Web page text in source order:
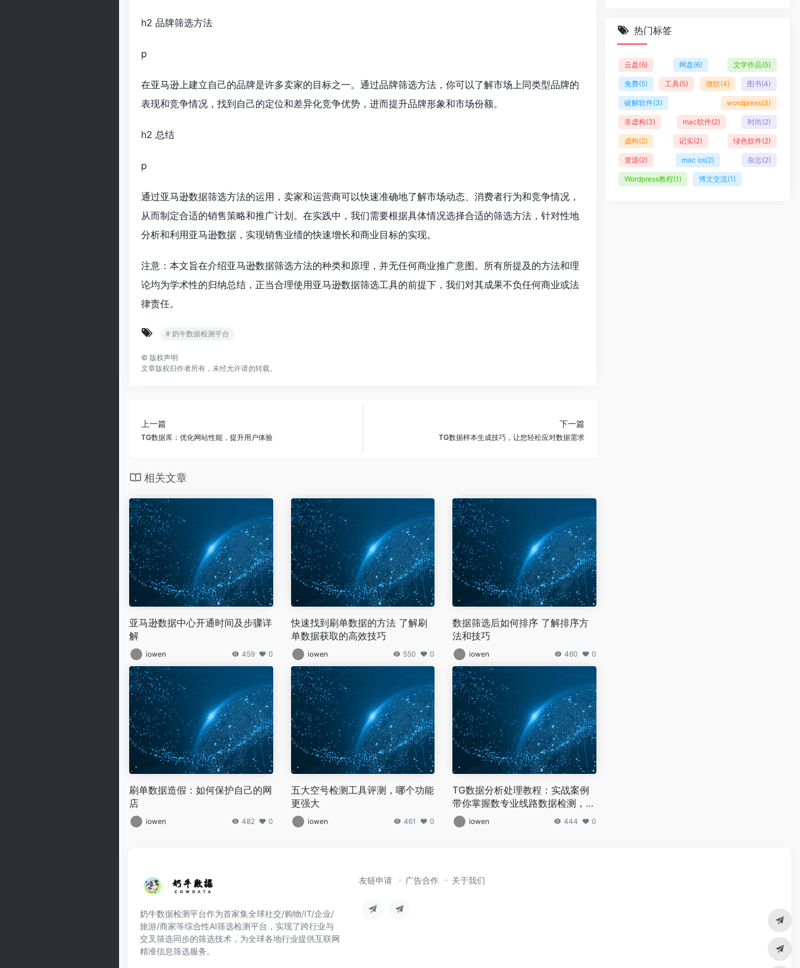
h2 品牌筛选方法
p
在亚马逊上建立自己的品牌是许多卖家的目标之一。通过品牌筛选方法，你可以了解市场上同类型品牌的
表现和竞争情况，找到自己的定位和差异化竞争优势，进而提升品牌形象和市场份额。
h2 总结
p
通过亚马逊数据筛选方法的运用，卖家和运营商可以快速准确地了解市场动态、消费者行为和竞争情况，
从而制定合适的销售策略和推广计划。在实践中，我们需要根据具体情况选择合适的筛选方法，针对性地
分析和利用亚马逊数据，实现销售业绩的快速增长和商业目标的实现。
注意：本文旨在介绍亚马逊数据筛选方法的种类和原理，并无任何商业推广意图。所有所提及的方法和理
论均为学术性的归纳总结，正当合理使用亚马逊数据筛选工具的前提下，我们对其成果不负任何商业或法
律责任。
# 奶牛数据检测平台
© 版权声明
文章版权归作者所有，未经允许请勿转载。
上一篇
TG数据库：优化网站性能，提升用户体验
下一篇
TG数据样本生成技巧，让您轻松应对数据需求
相关文章
亚马逊数据中心开通时间及步骤详
解
iowen 459 0
快速找到刷单数据的方法 了解刷
单数据获取的高效技巧
iowen 550 0
数据筛选后如何排序 了解排序方
法和技巧
iowen 460 0
刷单数据造假：如何保护自己的网
店
iowen 482 0
五大空号检测工具评测，哪个功能
更强大
iowen 461 0
TG数据分析处理教程：实战案例
带你掌握数专业线路数据检测，保
障数据质量
iowen 444 0
热门标签
云盘(6) 网盘(6) 文学作品(5)
免费(5) 工具(5) 微软(4) 图书(4)
破解软件(3) wordpress(3)
非虚构(3) mac软件(2) 时尚(2)
虚构(2) 记实(2) 绿色软件(2)
资源(2) mac os(2) 杂志(2)
Wordpress教程(1) 博文交流(1)
奶牛数据检测平台作为首家集全球社交/购物/IT/企业/
旅游/商家等综合性AI筛选检测平台，实现了跨行业与
交叉筛选同步的筛选技术，为全球各地行业提供互联网
精准信息筛选服务。
友链申请 广告合作 关于我们